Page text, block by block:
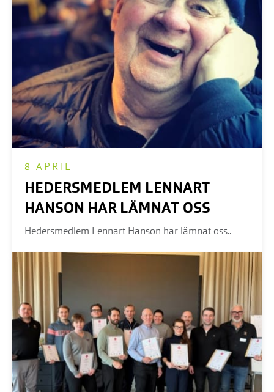
HEDERSMEDLEM LENNART
HANSON HAR LÄMNAT OSS
8 APRIL
Hedersmedlem Lennart Hanson har lämnat oss..